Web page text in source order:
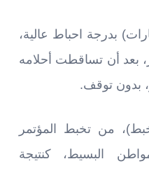
بدرجة احباط عالية،
بعد أن تساقطت أحلامه
بدون توقف.
من تخبط المؤتمر
البسيط، كنتيجة